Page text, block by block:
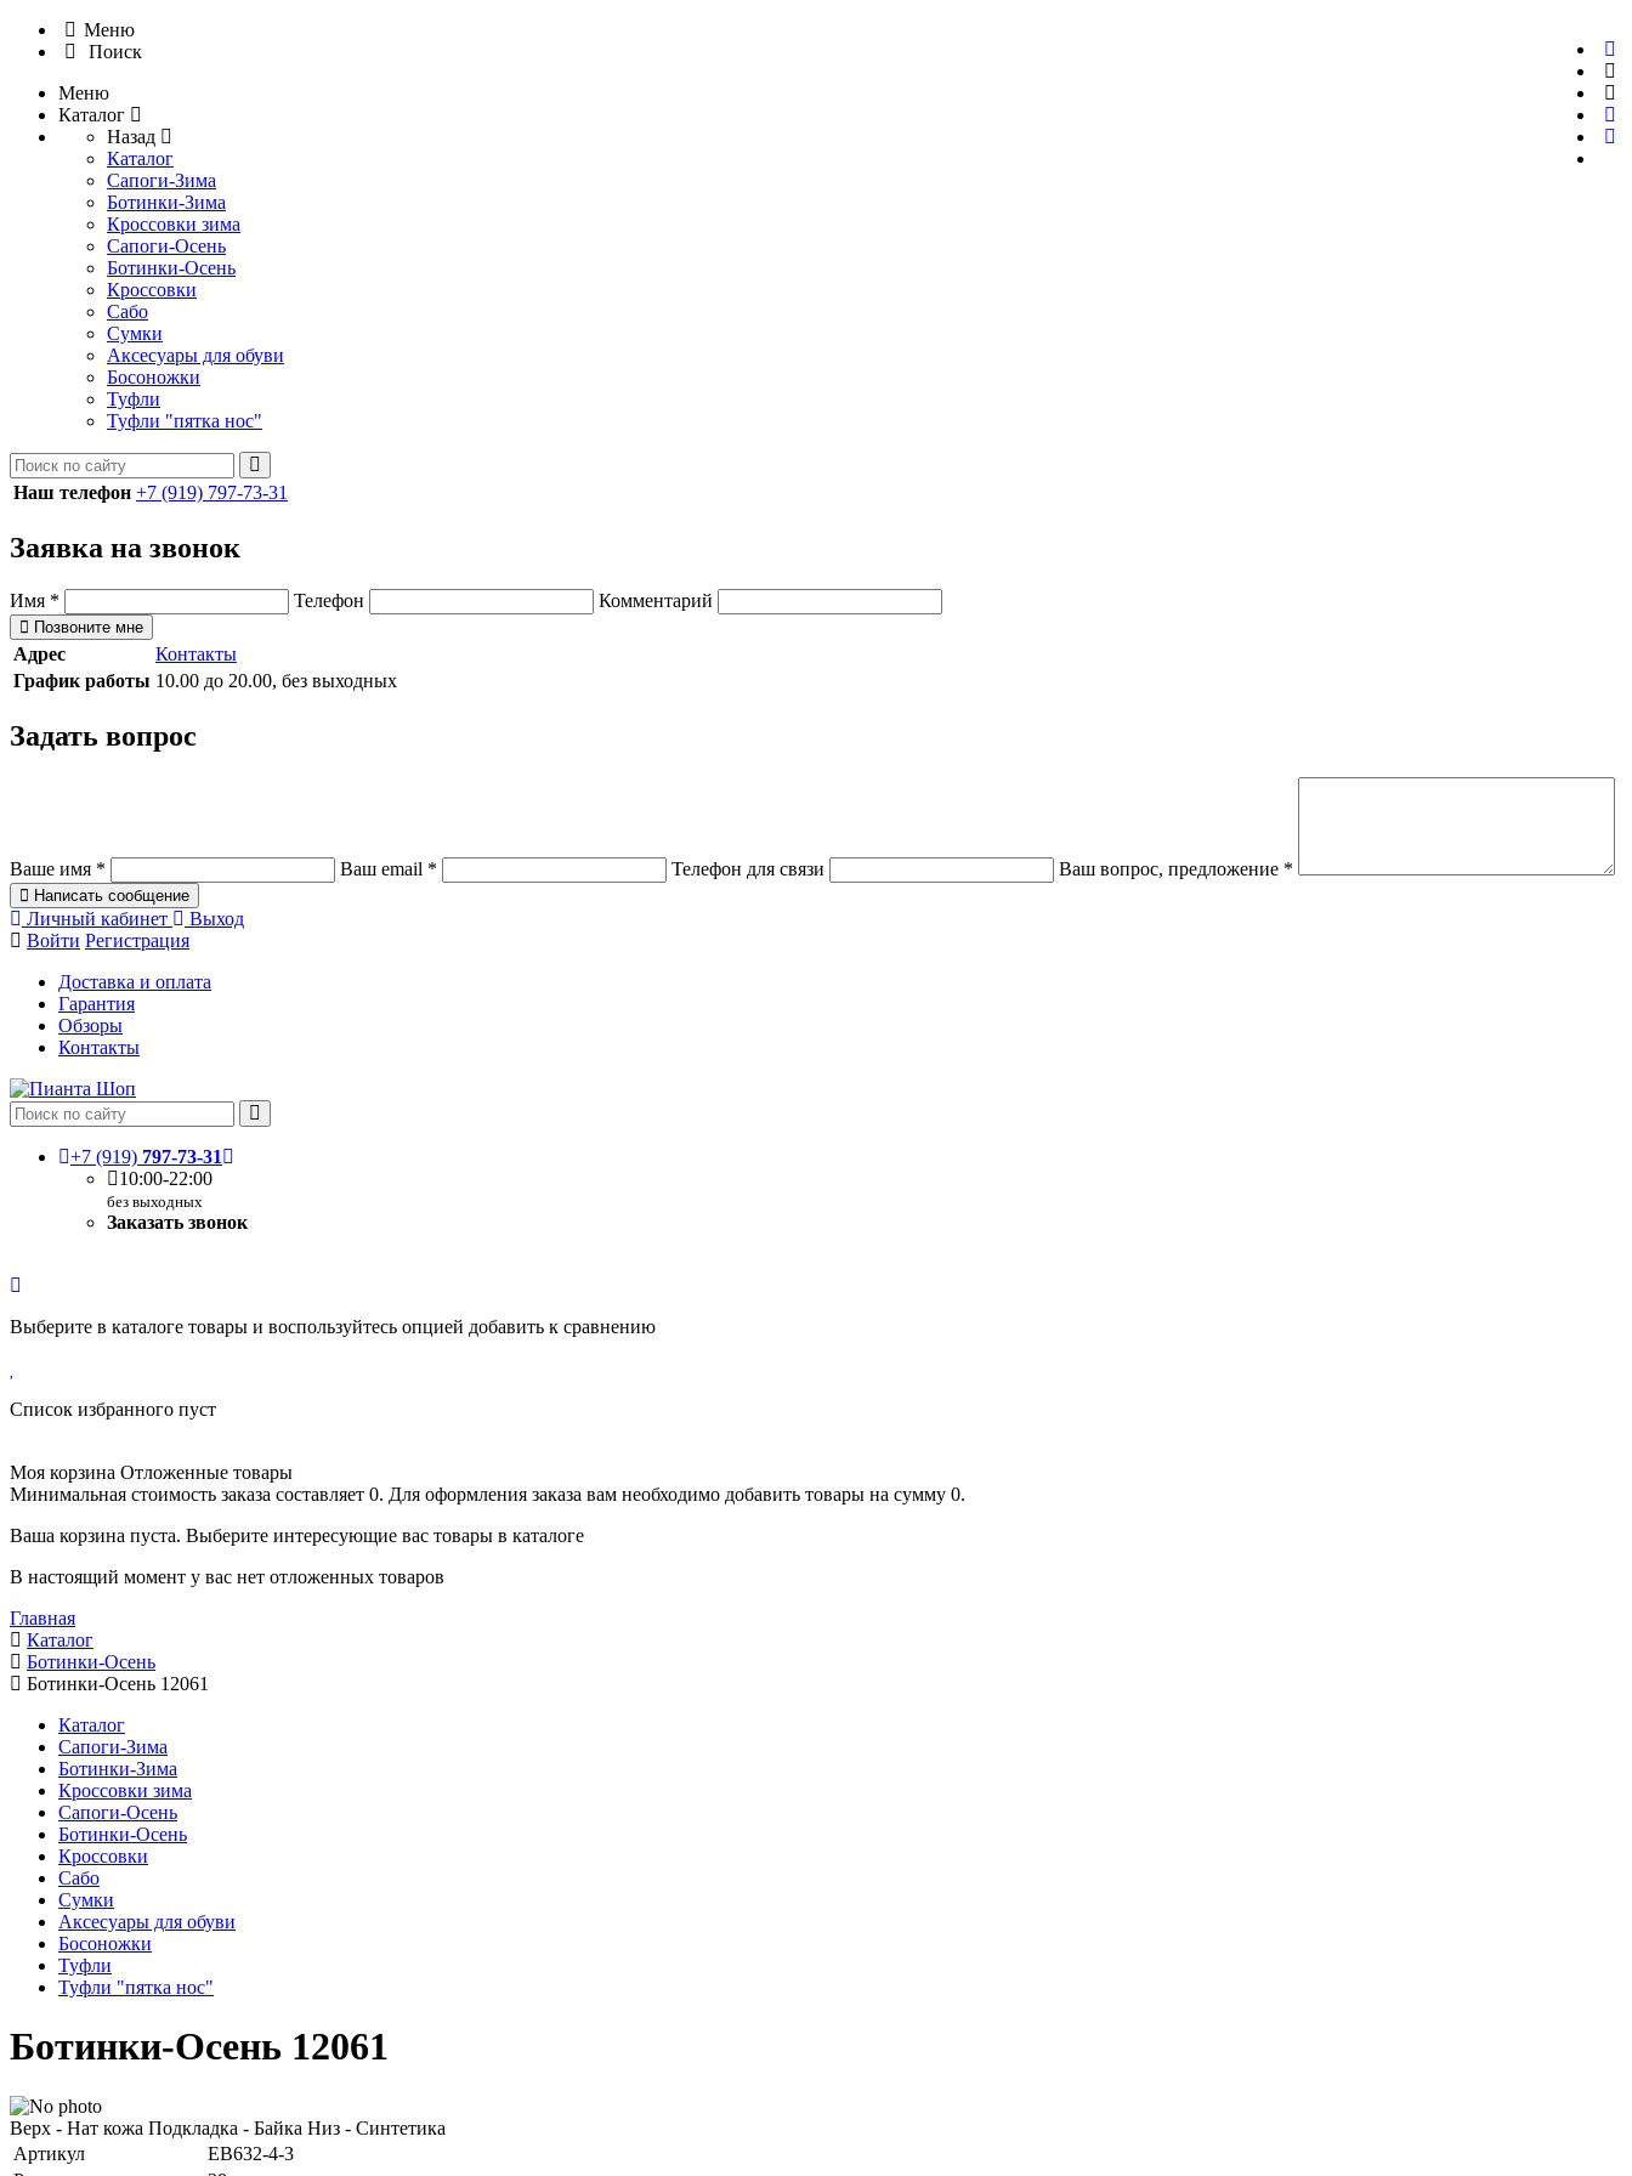
Меню
Поиск
Меню
Каталог
Назад
Каталог
Сапоги-Зима
Ботинки-Зима
Кроссовки зима
Сапоги-Осень
Ботинки-Осень
Кроссовки
Сабо
Сумки
Аксесуары для обуви
Босоножки
Туфли
Туфли "пятка нос"
Наш телефон +7 (919) 797-73-31
Заявка на звонок
Имя * Телефон Комментарий
Позвоните мне
Адрес
Контакты
График работы 10.00 до 20.00, без выходных
Задать вопрос
Ваше имя * Ваш email * Телефон для связи Ваш вопрос, предложение *
Написать сообщение
Личный кабинет
Выход
Войти Регистрация
Доставка и оплата
Гарантия
Обзоры
Контакты
+7 (919) 797-73-31
10:00-22:00
без выходных
Заказать звонок
Выберите в каталоге товары и воспользуйтесь опцией добавить к сравнению
Список избранного пуст
Моя корзина Отложенные товары
Минимальная стоимость заказа составляет 0. Для оформления заказа вам необходимо добавить товары на сумму 0.
Ваша корзина пуста. Выберите интересующие вас товары в каталоге
В настоящий момент у вас нет отложенных товаров
Главная
Каталог
Ботинки-Осень
Ботинки-Осень 12061
Каталог
Сапоги-Зима
Ботинки-Зима
Кроссовки зима
Сапоги-Осень
Ботинки-Осень
Кроссовки
Сабо
Сумки
Аксесуары для обуви
Босоножки
Туфли
Туфли "пятка нос"
Ботинки-Осень 12061
Верх - Нат кожа Подкладка - Байка Низ - Синтетика
Артикул
EB632-4-3